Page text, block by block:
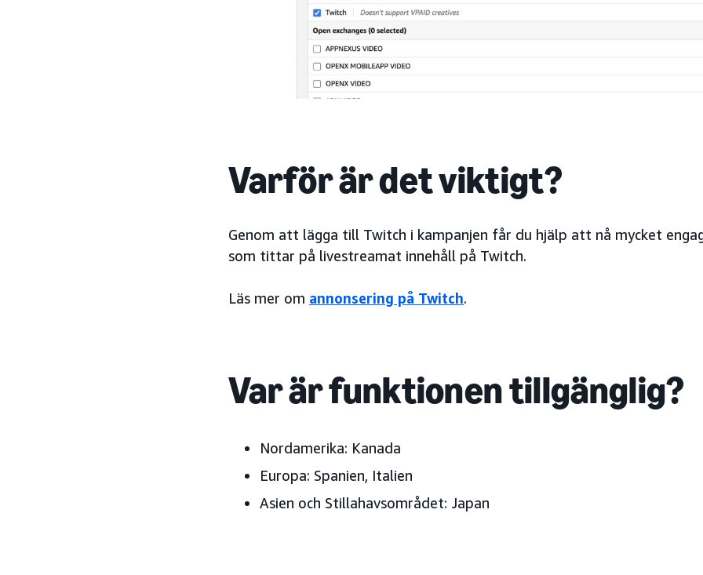
Varför är det viktigt?
Genom att lägga till Twitch i kampanjen får du hjälp att nå mycket
som tittar på livestreamat innehåll på Twitch.
Läs mer om annonsering på Twitch.
Var är funktionen tillgänglig?
Nordamerika: Kanada
Europa: Spanien, Italien
Asien och Stillahavsområdet: Japan